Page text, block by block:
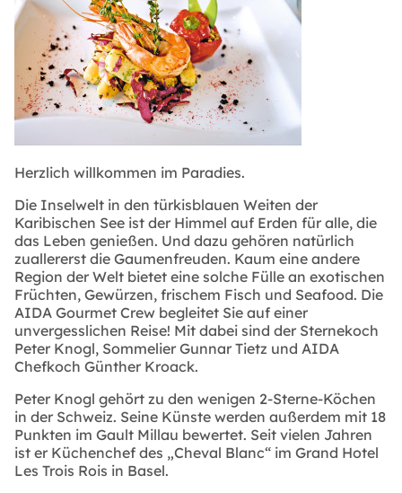
Herzlich willkommen im Paradies.
Die Inselwelt in den türkisblauen Weiten der
Karibischen See ist der Himmel auf Erden für alle, die
das Leben genießen. Und dazu gehören natürlich
zuallererst die Gaumenfreuden. Kaum eine andere
Region der Welt bietet eine solche Fülle an exotischen
Früchten, Gewürzen, frischem Fisch und Seafood. Die
AIDA Gourmet Crew begleitet Sie auf einer
unvergesslichen Reise! Mit dabei sind der Sternekoch
Peter Knogl, Sommelier Gunnar Tietz und AIDA
Chefkoch Günther Kroack.
Peter Knogl gehört zu den wenigen 2-Sterne-Köchen
in der Schweiz. Seine Künste werden außerdem mit 18
Punkten im Gault Millau bewertet. Seit vielen Jahren
ist er Küchenchef des „Cheval Blanc“ im Grand Hotel
Les Trois Rois in Basel.